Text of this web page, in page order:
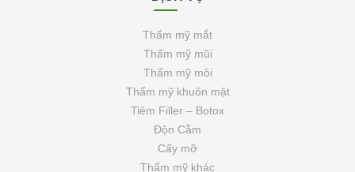
Thẩm mỹ mắt
Thẩm mỹ mũi
Thẩm mỹ môi
Thẩm mỹ khuôn mặt
Tiêm Filler – Botox
Độn Cằm
Cấy mỡ
Thẩm mỹ khác